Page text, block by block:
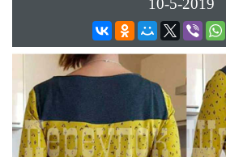
10-5-2019